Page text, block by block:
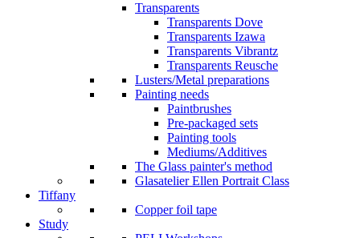
Transparents
Transparents Dove
Transparents Izawa
Transparents Vibrantz
Transparents Reusche
Lusters/Metal preparations
Painting needs
Paintbrushes
Pre-packaged sets
Painting tools
Mediums/Additives
The Glass painter's method
Glasatelier Ellen Portrait Class
Tiffany
Copper foil tape
Study